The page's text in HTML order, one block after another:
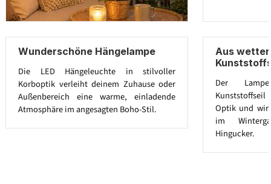
Wunderschöne Hängelampe
Die LED Hängeleuchte in stilvoller
Korboptik verleiht deinem Zuhause oder
Außenbereich eine warme, einladende
Atmosphäre im angesagten Boho-Stil.
Aus
Der
Optik und
im
Hingucker.